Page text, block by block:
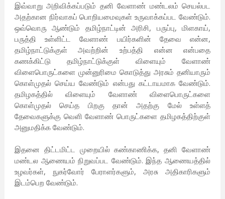
இவ்வாறு அறிவிக்கப்படும் தனி வேளாண் மண்டலம் செயல்பட
அதற்கான நிர்வாகப் பொறியமைவுகள் உருவாக்கப்பட வேண்டும்.
ஒவ்வொரு ஆண்டும் தமிழ்நாட்டின் அரிசி, பருப்பு, மிளகாய்,
பருத்தி உள்ளிட்ட வேளாண் பயிர்களின் தேவை என்ன,
தமிழ்நாட்டுக்குள் அவற்றின் உற்பத்தி என்ன என்பதை
கணக்கிட்டு தமிழ்நாட்டுக்குள் விளையும் வேளாண்
விளைபொருட்களை முன்னுரிமை கொடுத்து அரசும் தனியாரும்
கொள்முதல் செய்ய வேண்டும் என்பது கட்டாயமாக வேண்டும்.
தமிழகத்தில் விளையும் வேளாண் விளைபொருட்களை
கொள்முதல் செய்த பிறகு தான் அதற்கு மேல் உள்ளத்
தேவைகளுக்கு வெளி வேளாண் பொருட்களை தமிழகத்திற்குள்
அனுமதிக்க வேண்டும்.
இதனை திட்டமிட்ட முறையில் கண்காணிக்க, தனி வேளாண்
மண்டல ஆணையம் நிறுவப்பட வேண்டும். இந்த ஆணையத்தில்
உழவர்கள், நுகர்வோர் பேராளர்களும், அரசு அதிகாரிகளும்
இடம்பெற வேண்டும்.